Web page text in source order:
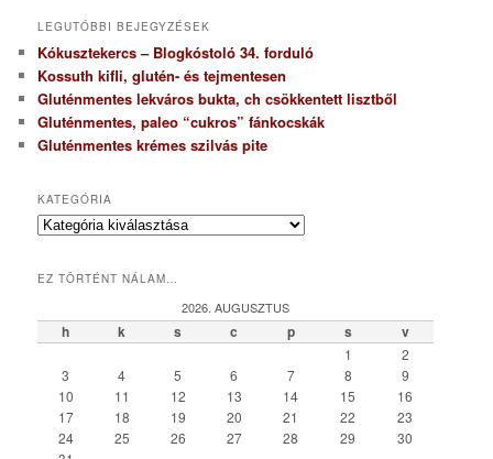
LEGUTÓBBI BEJEGYZÉSEK
Kókusztekercs – Blogkóstoló 34. forduló
Kossuth kifli, glutén- és tejmentesen
Gluténmentes lekváros bukta, ch csökkentett lisztből
Gluténmentes, paleo “cukros” fánkocskák
Gluténmentes krémes szilvás pite
KATEGÓRIA
K
e
r
EZ TÖRTÉNT NÁLAM…
2026. AUGUSZTUS
h k s c p s v
1
2
3
4 5 6 7 8
9
10
11 12 13 14 15
16
17
18 19 20 21 22
23
24
25 26 27 28 29
30